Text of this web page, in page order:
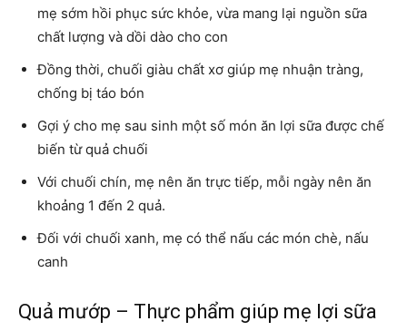
mẹ sớm hồi phục sức khỏe, vừa mang lại nguồn sữa
chất lượng và dồi dào cho con
Đồng thời, chuối giàu chất xơ giúp mẹ nhuận tràng,
chống bị táo bón
Gợi ý cho mẹ sau sinh một số món ăn lợi sữa được chế
biến từ quả chuối
Với chuối chín, mẹ nên ăn trực tiếp, mỗi ngày nên ăn
khoảng 1 đến 2 quả.
Đối với chuối xanh, mẹ có thể nấu các món chè, nấu
canh
Quả mướp – Thực phẩm giúp mẹ lợi sữa